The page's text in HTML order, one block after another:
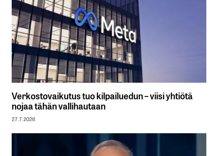
Verkostovaikutus tuo kilpailuedun – viisi yhtiötä
nojaa tähän vallihautaan
27.7.2026